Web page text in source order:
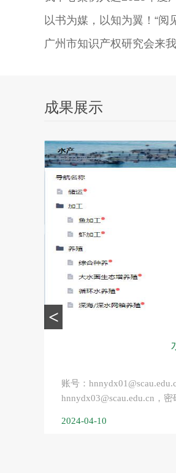
以书为媒，以知为翼！“阅
广州市知识产权研究会来
成果展示
账号：
hnnydx03@scau.edu.cn，
2024-04-10
<